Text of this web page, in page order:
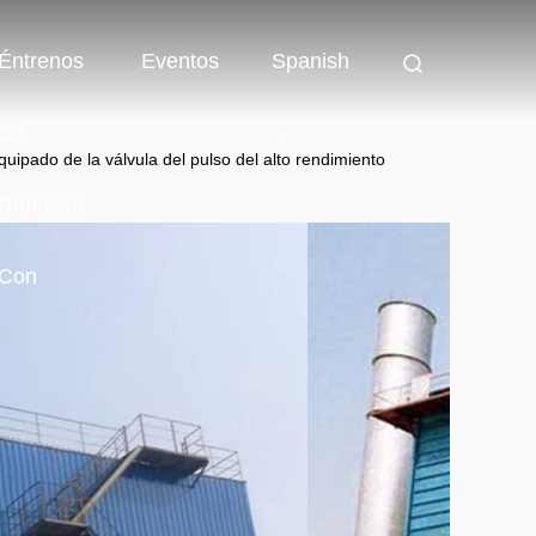
Eventos Spanish
de la válvula del pulso del alto rendimiento